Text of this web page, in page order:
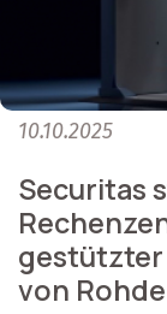
10.10.2025
Securitas
gestützter
von